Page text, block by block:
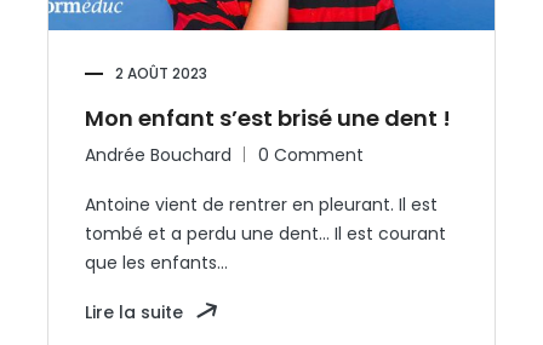
2 AOÛT 2023
Mon enfant s’est brisé une dent !
Andrée Bouchard 0 Comment
Antoine vient de rentrer en pleurant. Il est
tombé et a perdu une dent… Il est courant
que les enfants…
Lire la suite